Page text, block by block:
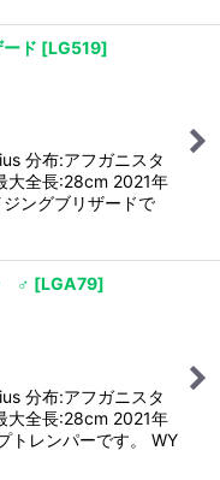
ド [LG519]
分布:アフガニスタ
大全長:28cm 2021年
ングブリザードで
♂ [LGA79]
分布:アフガニスタ
大全長:28cm 2021年
トレンパーです。 WY